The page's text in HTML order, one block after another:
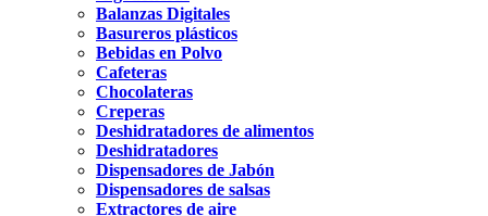
Balanzas Digitales
Basureros plásticos
Bebidas en Polvo
Cafeteras
Chocolateras
Creperas
Deshidratadores de alimentos
Deshidratadores
Dispensadores de Jabón
Dispensadores de salsas
Extractores de aire